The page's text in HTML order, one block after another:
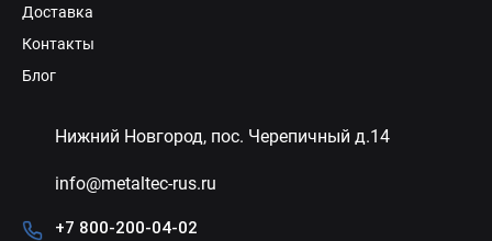
Нижний Новгород, пос. Черепичный д.14
info@metaltec-rus.ru
+7 800-200-04-02
Доставка
Контакты
Блог